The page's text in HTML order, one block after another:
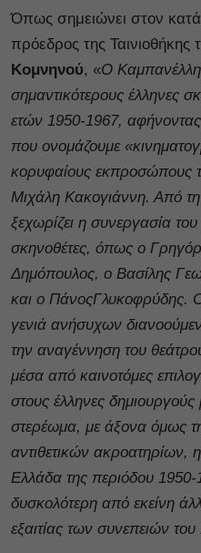
Όπως σημειώνει στον
πρόεδρος της Ταινιοθήκης
Κομνηνού, «Ο
σημαντικότερους έλληνες
ετών 1950-1967,
που ονομάζουμε
κορυφαίους εκπροσώπους
Μιχάλη Κακογιάννη. Από
ξεχωρίζει η συνεργασία
σκηνοθέτες, όπως ο
Δημόπουλος, ο Βασίλης
και ο ΠάνοςΓλυκοφρύδης.
γενιά ανήσυχων
την αναγέννηση του
μέσα από καινοτόμες
στους έλληνες δημιουργούς
στερέωμα, με άξονα όμως
αντιθετικών ακροατηρίων,
Ελλάδα της περιόδου
δυσκολότερη από εκείνη
εξαιτίας των συνεπειών